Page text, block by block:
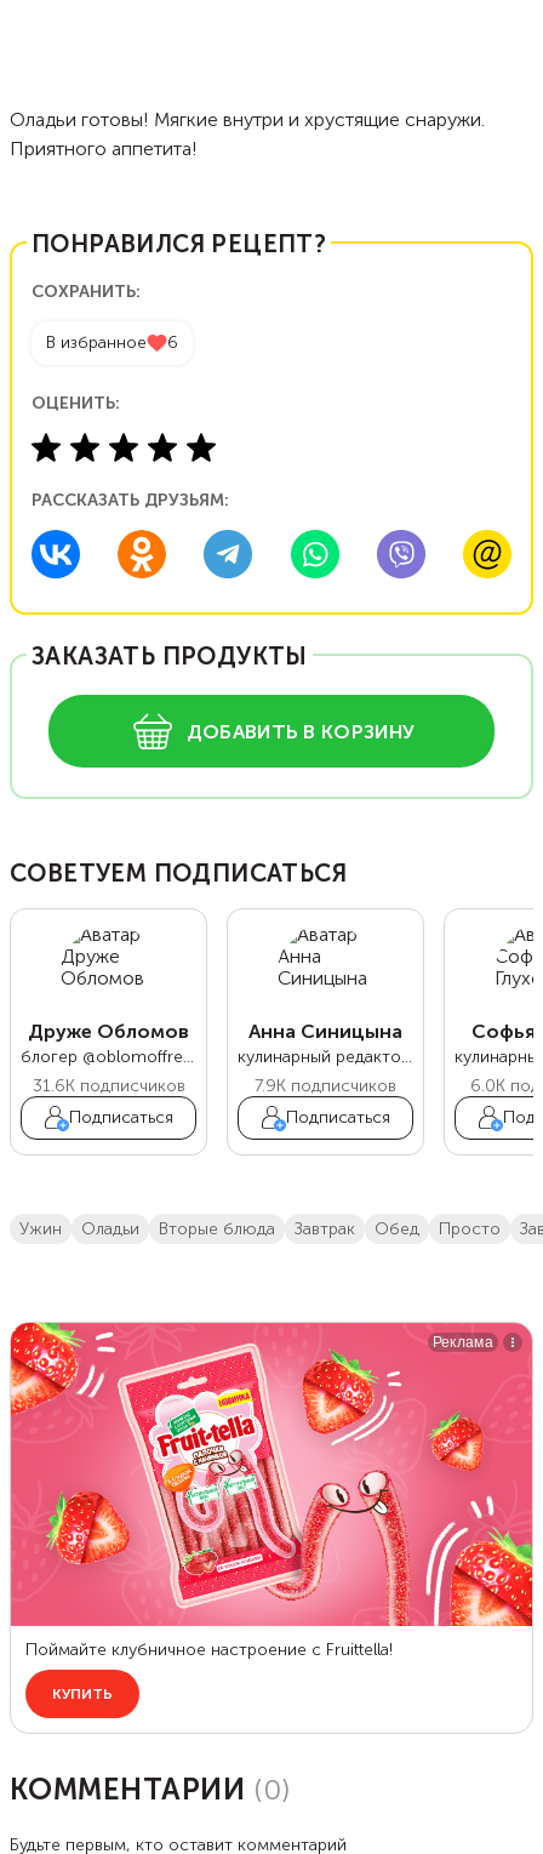
Оладьи готовы! Мягкие внутри и хрустящие снаружи.
Приятного аппетита!
ПОНРАВИЛСЯ РЕЦЕПТ?
СОХРАНИТЬ:
В избранное 6
ОЦЕНИТЬ:
РАССКАЗАТЬ ДРУЗЬЯМ:
ЗАКАЗАТЬ ПРОДУКТЫ
ДОБАВИТЬ В КОРЗИНУ
СОВЕТУЕМ ПОДПИСАТЬСЯ
Друже Обломов
блогер @oblomoffrecipe
31.6Kподписчиков
Подписаться
Анна Синицына
кулинарный редактор Food.ru
7.9K подписчиков
Подписаться
Софья
6.0K
ужин оладьи вторые блюда завтрак обед просто
КОММЕНТАРИИ (0)
Будьте первым, кто оставит комментарий